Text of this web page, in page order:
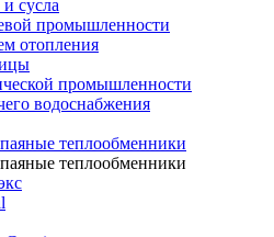
сусла
промышленности
отопления
промышленности
водоснабжения
теплообменники
теплообменники